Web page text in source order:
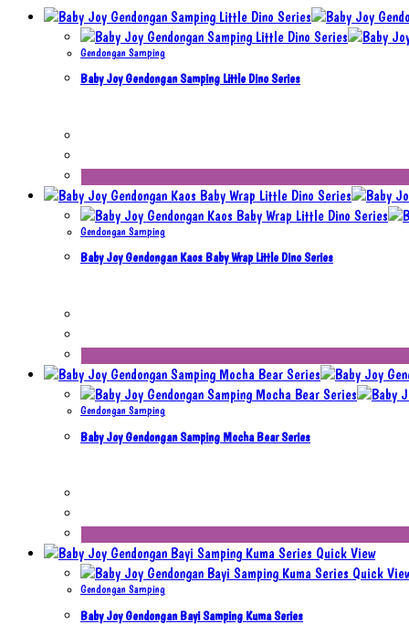
Gendongan Samping
Baby Joy Gendongan Samping Little Dino Series
Gendongan Samping
Baby Joy Gendongan Kaos Baby Wrap Little Dino Series
Gendongan Samping
Baby Joy Gendongan Samping Mocha Bear Series
Quick View
Quick
Gendongan Samping
Baby Joy Gendongan Bayi Samping Kuma Series